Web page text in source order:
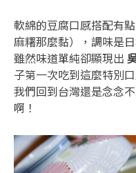
軟綿的豆腐口感搭配有
麻糬那麼黏），調味是
雖然味道單純卻顯現出
子第一次吃到這麼特別
我們回到台灣還是念念
啊！